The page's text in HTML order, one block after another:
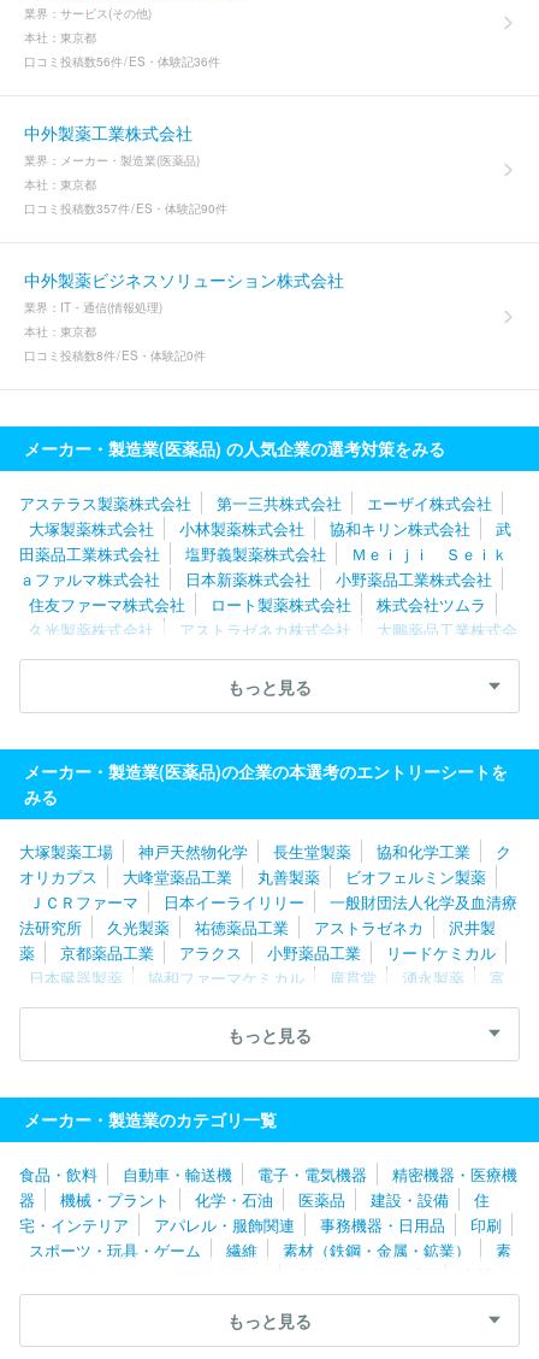
業界： サービス(その他)
本社： 東京都
口コミ投稿数56件 ES・体験記36件
中外製薬工業株式会社
業界： メーカー・製造業(医薬品)
本社： 東京都
口コミ投稿数357件 ES・体験記90件
中外製薬ビジネスソリューション株式会社
業界： IT・通信(情報処理)
本社： 東京都
口コミ投稿数8件 ES・体験記0件
メーカー・製造業(医薬品) の人気企業の選考対策をみる
アステラス製薬株式会社 第一三共株式会社
エーザイ株式会社
大塚製薬株式会社
小林製薬株式会社 協和キリン株式会社
武
田薬品工業株式会社
塩野義製薬株式会社
Ｍｅｉｊｉ Ｓｅｉｋ
ａファルマ株式会社
日本新薬株式会社
小野薬品工業株式会社
住友ファーマ株式会社
ロート製薬株式会社
株式会社ツムラ
久光製薬株式会社
アストラゼネカ株式会社
大鵬薬品工業株式会
社
マルホ株式会社 アース製薬株式会社
杏林製薬株式会社
科研製薬株式会社
日本イーライリリー株式会
社
株式会社
あすか製薬株式会社 ＪＣＲファーマ株式会社
ＭＳＤ
株式会社
株式会社大塚製薬工場 生化学工業株式会社
ノバルテ
ィスファーマ株式会社
社
旭化成セラピューティクス株式会社 千寿製薬株式会社
バイ
エル薬品株式会社
全薬工業株式会社
陽進堂ホールディングス株
式会社
協和発酵バイオ株式会社 共立製薬株式会社
グラクソ・
スミスクライン株式会社
ＥＡファーマ株式会社
ニプロファーマ
株式会社
もっと見る
メーカー・製造業(医薬品)の企業の本選考のエントリーシートを
みる
大塚製薬工場 神戸天然物化学 長生堂製薬 協和化学工業
ク
オリカプス
大峰堂薬品工業 丸善製薬
ビオフェルミン製薬
ＪＣＲファーマ
日本イーライリリー
一般財団法人化学及血清療
法研究所
久光製薬 祐徳薬品工業 アストラゼネカ
沢井製
薬
京都薬品工業 アラクス 小野薬品工業
リードケミカル
日本臓器製薬
協和ファーマケミカル 廣貫堂 湧永製薬
富
士化学工業
タウンズ 常盤薬品工業 カイゲンファーマ
医学
全星薬品工業 新新薬品工業
ジャパンメディッ
ク
日本新薬
小林製薬 田村薬品工業 三洋化学研究所
藤本製
薬
健栄製薬 武田薬品工業 エステートケミカル
アークレイファクトリー
陽進堂ホールディングス
東和薬品
ロート製薬
参天製薬 アルフレッサファーマ
塩野義製薬
千寿製薬
ダイト ロートニッテン タカラバイオ
森下仁丹
キッセイ薬品工業
ニプロＥＳファーマ
住化エンバイロメンタル
日本全薬工業 イーエヌ大塚製薬
もっと見る
メーカー・製造業のカテゴリ一覧
食品・飲料 自動車・輸送機 電子・電気機器
精密機器・医療機
器
機械・プラント 化学・石油 医薬品 建設・設備
住
宅・インテリア
アパレル・服飾関連 事務機器・日用品
印刷
スポーツ・玩具・ゲーム
繊維 素材（鉄鋼・金属・鉱業）
素
材（ゴム・ガラス・セラミックス）
素材（紙・パルプ）
素材
（その他）
農林・水産 たばこ・飼料 その他
もっと見る